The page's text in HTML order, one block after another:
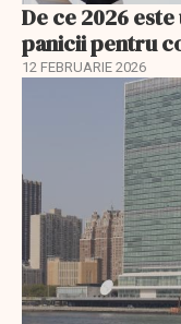
De ce 2026
panicii pentru
12 FEBRUARIE 2026